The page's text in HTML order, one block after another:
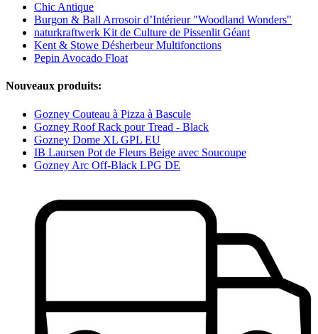
Chic Antique
Burgon & Ball Arrosoir d’Intérieur "Woodland Wonders"
naturkraftwerk Kit de Culture de Pissenlit Géant
Kent & Stowe Désherbeur Multifonctions
Pepin Avocado Float
Nouveaux produits:
Gozney Couteau à Pizza à Bascule
Gozney Roof Rack pour Tread - Black
Gozney Dome XL GPL EU
IB Laursen Pot de Fleurs Beige avec Soucoupe
Gozney Arc Off-Black LPG DE